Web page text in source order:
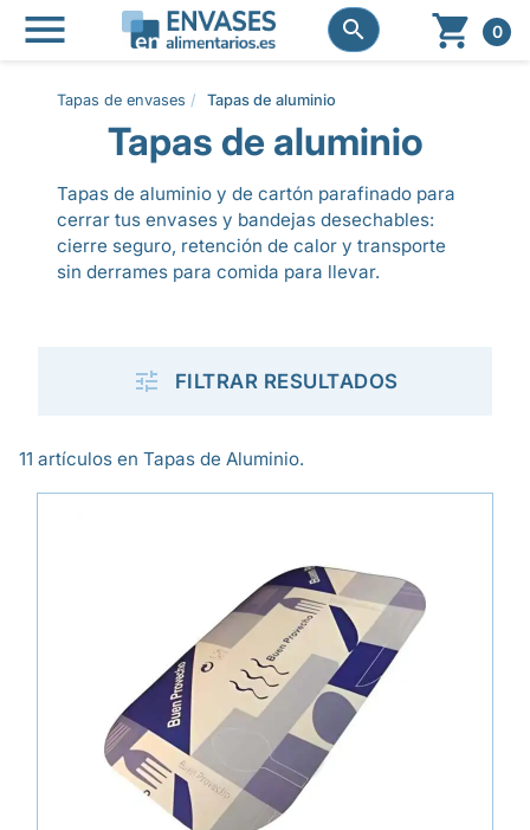
 
  0
Tapas de envases Tapas de aluminio
Tapas de aluminio
Tapas de aluminio y de cartón parafinado para
cerrar tus envases y bandejas desechables:
cierre seguro, retención de calor y transporte
sin derrames para comida para llevar.
 FILTRAR RESULTADOS
11 artículos en Tapas de Aluminio.